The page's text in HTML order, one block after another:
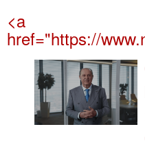
<a
href="https://